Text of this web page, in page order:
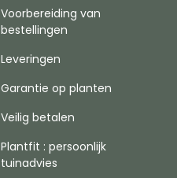
Voorbereiding van
bestellingen
Leveringen
Garantie op planten
Veilig betalen
Plantfit : persoonlijk
tuinadvies